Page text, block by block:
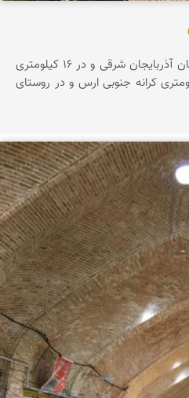
کلیسای سنت استپانوس در استان آذربایجان شرقی و در 16 کیلومتری
و به فاصله ی 3 کیلومتری کرانه جنوبی ارس و در روستای